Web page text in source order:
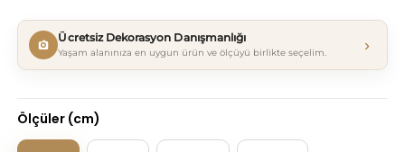
Ücretsiz Dekorasyon Danışmanlığı
Yaşam alanınıza en uygun ürün ve ölçüyü birlikte seçelim. ›
Ölçüler (cm)